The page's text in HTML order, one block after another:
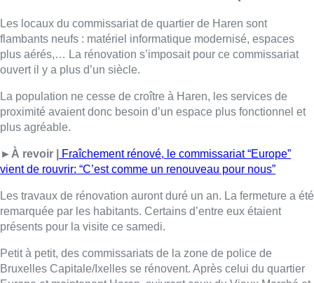
remarquée par les habitants. Certains d’entre eux étaient
présents pour la visite ce samedi.
Petit à petit, des commissariats de la zone de police de
Europe et maintenant Haren, suivront ceux du Vieux Marché et
du quartier Houba, toujours en projet.
Medou Mvondo
Lire aussi :
Pizza Nizar: un coup de pub
inattendu grâce à l’IA